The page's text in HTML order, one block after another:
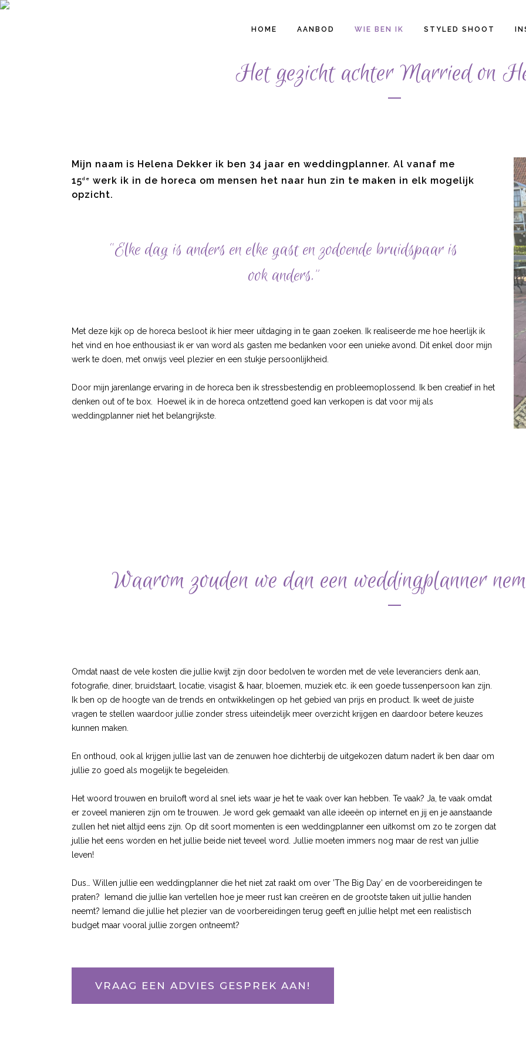
HOME AANBOD WIE BEN IK STYLED SHOOT
Het gezicht achter Married on
Mijn naam is Helena Dekker ik ben 34 jaar en weddingplanner. Al vanaf me
15de werk ik in de horeca om mensen het naar hun zin te maken in elk mogelijk
opzicht.
“Elke dag is anders en elke gast en zodoende bruidspaar is
ook anders.”
Met deze kijk op de horeca besloot ik hier meer uitdaging in te gaan zoeken. Ik realiseerde me hoe heerlijk ik
het vind en hoe enthousiast ik er van word als gasten me bedanken voor een unieke avond. Dit enkel door mijn
werk te doen, met onwijs veel plezier en een stukje persoonlijkheid.
Door mijn jarenlange ervaring in de horeca ben ik stressbestendig en probleemoplossend. Ik ben creatief in het
denken out of te box. Hoewel ik in de horeca ontzettend goed kan verkopen is dat voor mij als
weddingplanner niet het belangrijkste.
Waarom zouden we dan een weddingplanner
Omdat naast de vele kosten die jullie kwijt zijn door bedolven te worden met de vele leveranciers denk aan,
fotografie, diner, bruidstaart, locatie, visagist & haar, bloemen, muziek etc. ik een goede tussenpersoon kan zijn.
Ik ben op de hoogte van de trends en ontwikkelingen op het gebied van prijs en product. Ik weet de juiste
vragen te stellen waardoor jullie zonder stress uiteindelijk meer overzicht krijgen en daardoor betere keuzes
kunnen maken.
En onthoud, ook al krijgen jullie last van de zenuwen hoe dichterbij de uitgekozen datum nadert ik ben daar om
jullie zo goed als mogelijk te begeleiden.
Het woord trouwen en bruiloft word al snel iets waar je het te vaak over kan hebben. Te vaak? Ja, te vaak omdat
er zoveel manieren zijn om te trouwen. Je word gek gemaakt van alle ideeën op internet en jij en je aanstaande
zullen het niet altijd eens zijn. Op dit soort momenten is een weddingplanner een uitkomst om zo te zorgen dat
jullie het eens worden en het jullie beide niet teveel word. Jullie moeten immers nog maar de rest van jullie
leven!
Dus… Willen jullie een weddingplanner die het niet zat raakt om over ’The Big Day’ en de voorbereidingen te
praten? Iemand die jullie kan vertellen hoe je meer rust kan creëren en de grootste taken uit jullie handen
neemt? Iemand die jullie het plezier van de voorbereidingen terug geeft en jullie helpt met een realistisch
budget maar vooral jullie zorgen ontneemt?
VRAAG EEN ADVIES GESPREK AAN!